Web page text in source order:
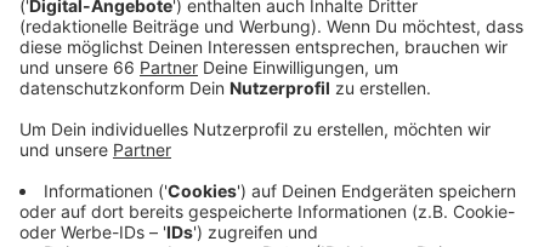
Veröffentlicht:Mittwoch, 12.06.2024 17:19
Anzeige
an - und zwar mit dem "Langen Abend der
Studienberatung". Studieninteressierte können dort an